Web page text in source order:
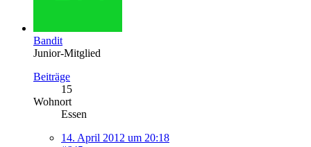
Bandit
Junior-Mitglied
Beiträge
15
Wohnort
Essen
14. April 2012 um 20:18